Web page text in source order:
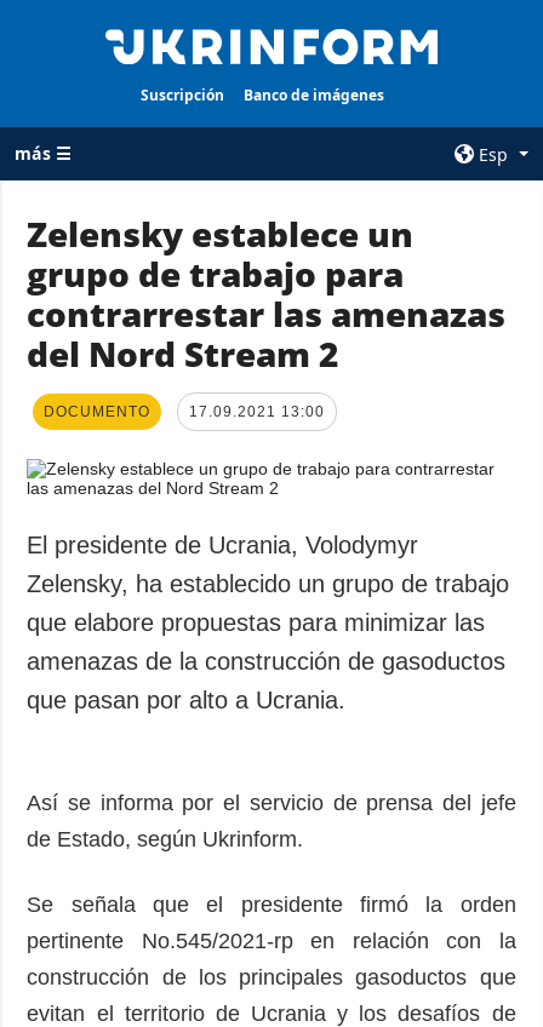
Suscripción Banco de imágenes
más ☰
Esp
TODAS LAS
CATEGORÍAS
Guerra
Reconstrucción
de Ucrania
Economía
Sociedad y
Cultura
Deportes
Crimen
Desastres y
AGENCIA
sobre la agencia
contacto
suscripción
protección de
Podcasts
Publicaciones
Fotos
Video
Releases
Suscripción
Zelensky establece un
grupo de trabajo para
contrarrestar las amenazas
del Nord Stream 2
DOCUMENTO 17.09.2021 13:00
El presidente de Ucrania, Volodymyr
Zelensky, ha establecido un grupo de trabajo
que elabore propuestas para minimizar las
amenazas de la construcción de gasoductos
que pasan por alto a Ucrania.
Así se informa por el servicio de prensa del jefe
de Estado, según Ukrinform.
Se señala que el presidente firmó la orden
pertinente No.545/2021-rp en relación con la
construcción de los principales gasoductos que
evitan el territorio de Ucrania y los desafíos de